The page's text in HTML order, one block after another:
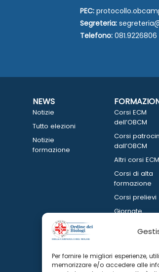
Per fornire le migliori esperienze,
memorizzare e/o accedere alle
PEC:
Segreteria:
Telefono: 081.9226806
NEWS
Notizie
Tutto elezioni
Notizie
formazione
Corsi ECM
dell’OBCM
Corsi
dall’OBCM
Altri corsi ECM
Corsi di alta
formazione
Corsi prelievi
Giornate